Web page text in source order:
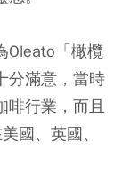
Oleato「橄欖
分滿意，當時
啡行業，而且
國、英國、